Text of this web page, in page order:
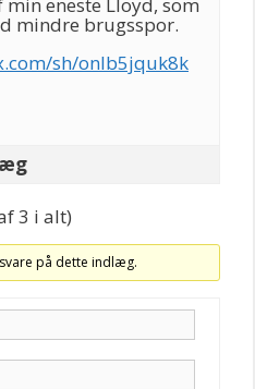
mindre brugsspor.
sh/onlb5jquk8k
3 i alt)
på dette indlæg.